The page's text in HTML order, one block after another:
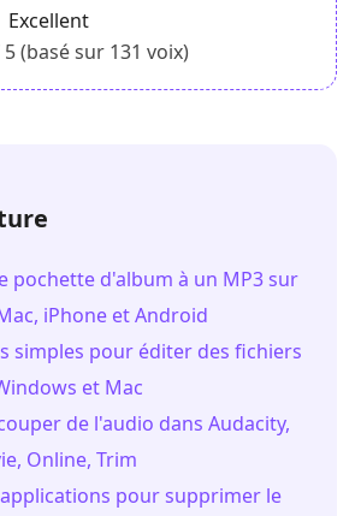
Excellent
(basé sur 131 voix)
pochette d'album à un MP3 sur
iPhone et Android
simples pour éditer des fichiers
et Mac
de l'audio dans Audacity,
Online, Trim
pour supprimer le